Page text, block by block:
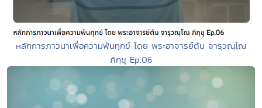
หลักการภาวนาเพื่อความพ้นทุกข์ โดย พระอาจารย์ต้น จารุวณฺโณ
ภิกฺขุ Ep.06